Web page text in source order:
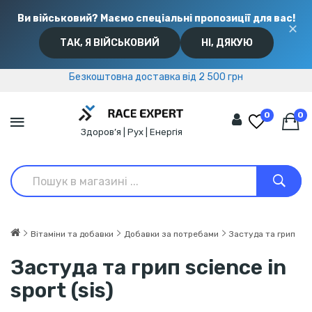
Ви військовий? Маємо спеціальні пропозиції для вас!
ТАК, Я ВІЙСЬКОВИЙ НІ, ДЯКУЮ
✕
Безкоштовна доставка від 2 500 грн
Безкоштовна доставка від 2 500 грн
Здоров’я | Рух | Енергія
0 0
Вітаміни та добавки Добавки за потребами Застуда та грип
Застуда та грип science in
sport (sis)